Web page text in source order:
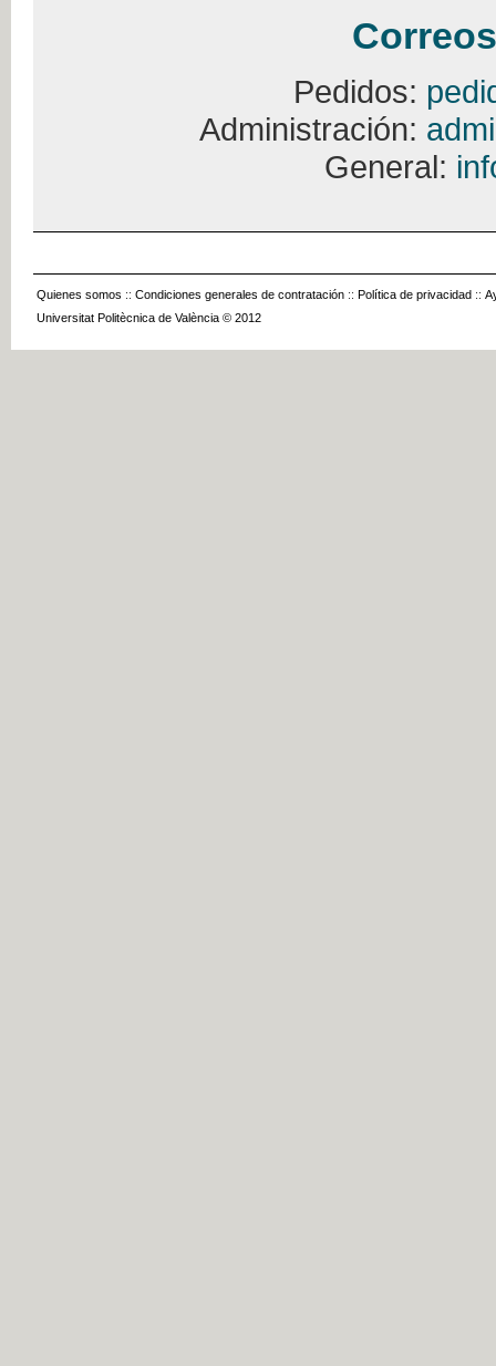
Pedidos:
Administración:
General:
Quienes somos :: Condiciones generales de contratación :: Política de privacidad ::
Universitat Politècnica de València © 2012